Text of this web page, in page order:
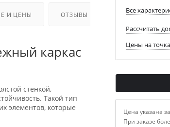
И ЦЕНЫ ОТЗЫВЫ
каркас
стенкой,
Такой тип
элементов, которые
Все
Рассчитать
Цены на
Цена указана
При заказе